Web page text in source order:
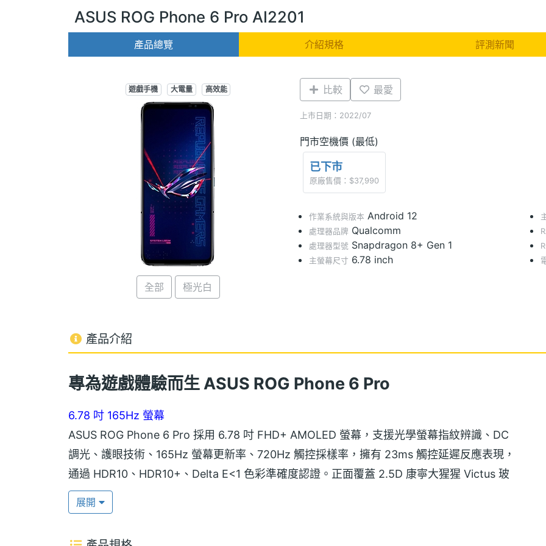
ASUS ROG Phone 6 Pro AI2201
產品總覽 介紹規格 評測新聞
遊戲手機 大電量 高效能
全部 極光白
比較 最愛
上市日期：2022/07
門市空機價 (最低)
已下市
原廠售價：$37,990
作業系統與版本 Android 12
處理器品牌 Qualcomm
處理器型號 Snapdragon 8+ Gen 1
主螢幕尺寸 6.78 inch
產品介紹
專為遊戲體驗而生 ASUS ROG Phone 6 Pro
6.78 吋 165Hz 螢幕
ASUS ROG Phone 6 Pro 採用 6.78 吋 FHD+ AMOLED 螢幕，支援光學螢幕指紋辨識、DC
調光、護眼技術、165Hz 螢幕更新率、720Hz 觸控採樣率，擁有 23ms 觸控延遲反應表現，
通過 HDR10、HDR10+、Delta E<1 色彩準確度認證。正面覆蓋 2.5D 康寧大猩猩 Victus 玻
璃，可強化螢幕耐用性。
展開